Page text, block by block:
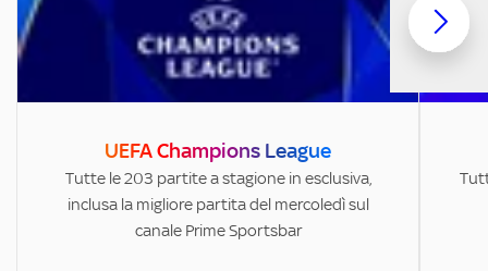
UEFA Champions League
Tutte le 203 partite a stagione in esclusiva,
inclusa la migliore partita del mercoledì sul
canale Prime Sportsbar